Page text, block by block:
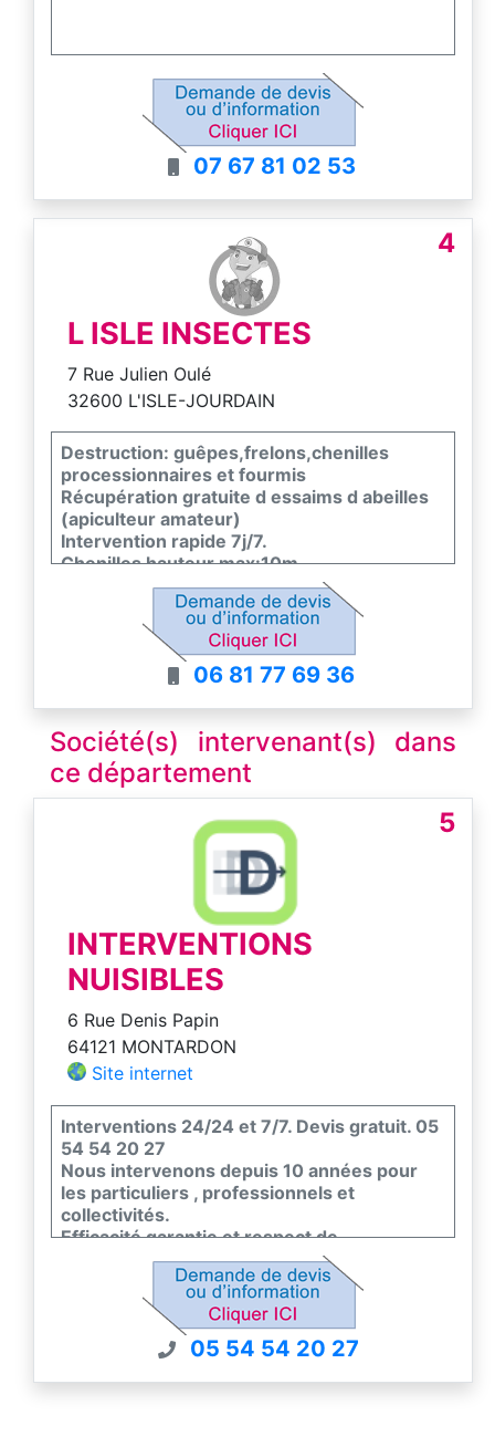
07 67 81 02 53
4
L ISLE INSECTES
7 Rue Julien Oulé
32600 L'ISLE-JOURDAIN
Destruction: guêpes,frelons,chenilles
processionnaires et fourmis
Récupération gratuite d essaims d abeilles
(apiculteur amateur)
Intervention rapide 7j/7.
Chenilles hauteur max:10m
06 81 77 69 36
Société(s) intervenant(s) dans
ce département
5
INTERVENTIONS
NUISIBLES
6 Rue Denis Papin
64121 MONTARDON
Site internet
Interventions 24/24 et 7/7. Devis gratuit. 05
54 54 20 27
Nous intervenons depuis 10 années pour
les particuliers , professionnels et
collectivités.
Efficacité garantie et respect de
l'environnement et de la faune et flore.
Nous sommes certifiés certiphyto -
certibiocide et nous sommes couvert par un
contrat d'assurance pour nos interventions.
05 54 54 20 27